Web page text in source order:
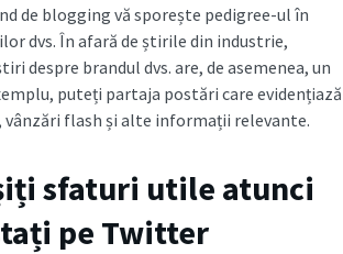
de blogging vă sporește pedigree-ul în
dvs. În afară de știrile din industrie,
despre brandul dvs. are, de asemenea, un
puteți partaja postări care evidențiază
flash și alte informații relevante.
sfaturi utile atunci
pe Twitter